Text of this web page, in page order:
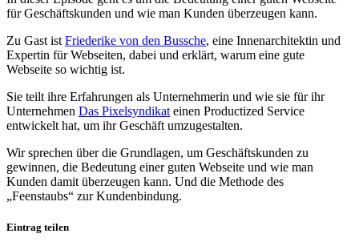
für Geschäftskunden und wie man Kunden überzeugen kann.
Zu Gast ist Friederike von den Bussche, eine Innenarchitektin und
Expertin für Webseiten, dabei und erklärt, warum eine gute
Webseite so wichtig ist.
Sie teilt ihre Erfahrungen als Unternehmerin und wie sie für ihr
Unternehmen Das Pixelsyndikat einen Productized Service
entwickelt hat, um ihr Geschäft umzugestalten.
Wir sprechen über die Grundlagen, um Geschäftskunden zu
gewinnen, die Bedeutung einer guten Webseite und wie man
Kunden damit überzeugen kann. Und die Methode des
„Feenstaubs“ zur Kundenbindung.
Eintrag teilen